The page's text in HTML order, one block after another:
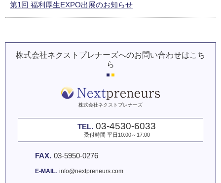
第1回 福利厚生EXPO出展のお知らせ
株式会社ネクストプレナーズへのお問い合わせはこち
ら
株式会社ネクストプレナーズ
TEL. 03-4530-6033
受付時間 平日10:00～17:00
FAX. 03-5950-0276
E-MAIL. info@nextpreneurs.com